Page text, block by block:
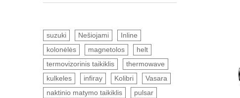
suzuki Nešiojami
Inline
kolonėlės
magnetolos
helt
termovizorinis taikiklis
thermowave
kulkeles
infiray Kolibri
Vasara
naktinio matymo taikiklis
pulsar